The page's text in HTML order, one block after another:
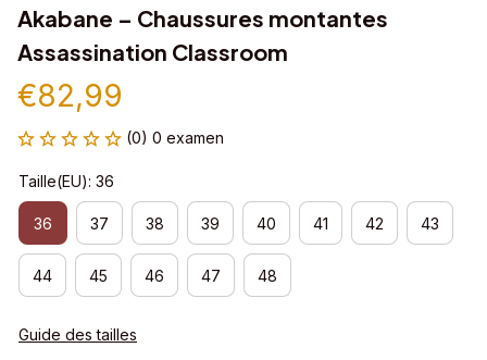
Akabane – Chaussures montantes
Assassination Classroom
€82,99
(0) 0 examen
Taille(EU): 36
36 37 38 39 40 41 42 43
44 45 46 47 48
Guide des tailles